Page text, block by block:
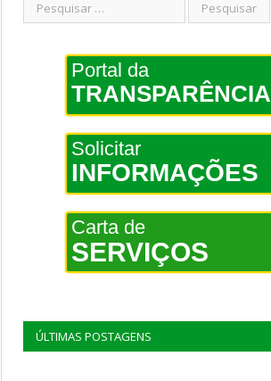
Portal da
TRANSPARÊNCIA
Solicitar
INFORMAÇÕES
Carta de
SERVIÇOS
ÚLTIMAS POSTAGENS